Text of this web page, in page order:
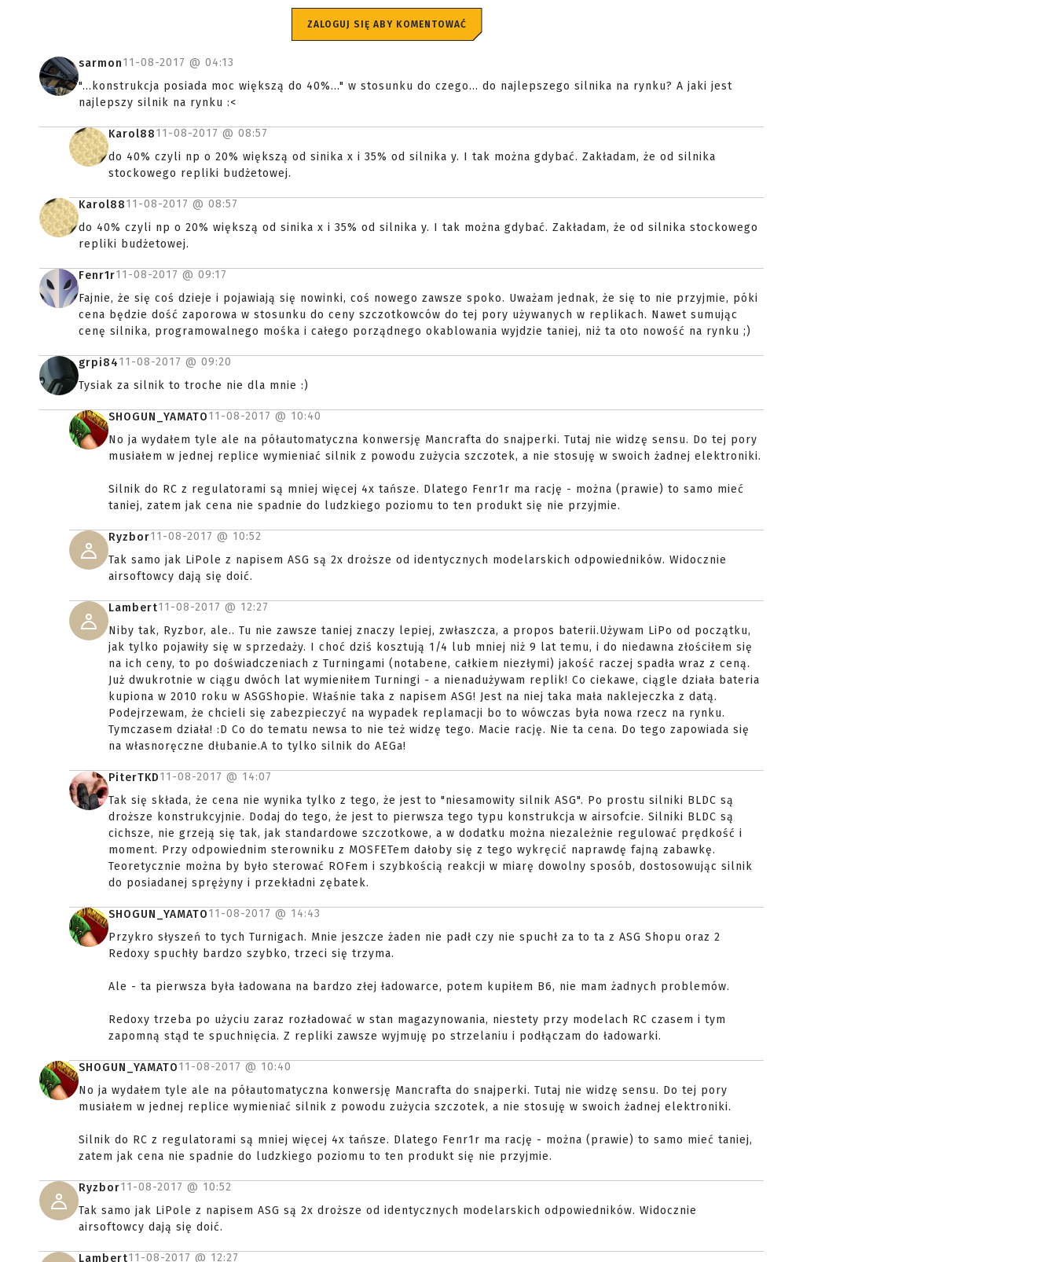
ZALOGUJ SIĘ ABY KOMENTOWAĆ
sarmon11-08-2017 @ 04:13
"...konstrukcja posiada moc większą do 40%..." w stosunku do czego... do najlepszego silnika na rynku? A jaki jest
najlepszy silnik na rynku :<
Karol8811-08-2017 @ 08:57
do 40% czyli np o 20% większą od sinika x i 35% od silnika y. I tak można gdybać. Zakładam, że od silnika
stockowego repliki budżetowej.
Karol8811-08-2017 @ 08:57
do 40% czyli np o 20% większą od sinika x i 35% od silnika y. I tak można gdybać. Zakładam, że od silnika stockowego
repliki budżetowej.
Fenr1r11-08-2017 @ 09:17
Fajnie, że się coś dzieje i pojawiają się nowinki, coś nowego zawsze spoko. Uważam jednak, że się to nie przyjmie, póki
cena będzie dość zaporowa w stosunku do ceny szczotkowców do tej pory używanych w replikach. Nawet sumując
cenę silnika, programowalnego mośka i całego porządnego okablowania wyjdzie taniej, niż ta oto nowość na rynku ;)
grpi8411-08-2017 @ 09:20
Tysiak za silnik to troche nie dla mnie :)
SHOGUN_YAMATO11-08-2017 @ 10:40
No ja wydałem tyle ale na półautomatyczna konwersję Mancrafta do snajperki. Tutaj nie widzę sensu. Do tej pory
musiałem w jednej replice wymieniać silnik z powodu zużycia szczotek, a nie stosuję w swoich żadnej elektroniki.
Silnik do RC z regulatorami są mniej więcej 4x tańsze. Dlatego Fenr1r ma rację - można (prawie) to samo mieć
taniej, zatem jak cena nie spadnie do ludzkiego poziomu to ten produkt się nie przyjmie.
Ryzbor11-08-2017 @ 10:52
Tak samo jak LiPole z napisem ASG są 2x droższe od identycznych modelarskich odpowiedników. Widocznie
airsoftowcy dają się doić.
Lambert11-08-2017 @ 12:27
Niby tak, Ryzbor, ale.. Tu nie zawsze taniej znaczy lepiej, zwłaszcza, a propos baterii.Używam LiPo od początku,
jak tylko pojawiły się w sprzedaży. I choć dziś kosztują 1/4 lub mniej niż 9 lat temu, i do niedawna złościłem się
na ich ceny, to po doświadczeniach z Turningami (notabene, całkiem niezłymi) jakość raczej spadła wraz z ceną.
Już dwukrotnie w ciągu dwóch lat wymieniłem Turningi - a nienadużywam replik! Co ciekawe, ciągle działa bateria
kupiona w 2010 roku w ASGShopie. Właśnie taka z napisem ASG! Jest na niej taka mała naklejeczka z datą.
Podejrzewam, że chcieli się zabezpieczyć na wypadek replamacji bo to wówczas była nowa rzecz na rynku.
Tymczasem działa! :D Co do tematu newsa to nie też widzę tego. Macie rację. Nie ta cena. Do tego zapowiada się
na własnoręczne dłubanie.A to tylko silnik do AEGa!
PiterTKD11-08-2017 @ 14:07
Tak się składa, że cena nie wynika tylko z tego, że jest to "niesamowity silnik ASG". Po prostu silniki BLDC są
droższe konstrukcyjnie. Dodaj do tego, że jest to pierwsza tego typu konstrukcja w airsofcie. Silniki BLDC są
cichsze, nie grzeją się tak, jak standardowe szczotkowe, a w dodatku można niezależnie regulować prędkość i
moment. Przy odpowiednim sterowniku z MOSFETem dałoby się z tego wykręcić naprawdę fajną zabawkę.
Teoretycznie można by było sterować ROFem i szybkością reakcji w miarę dowolny sposób, dostosowując silnik
do posiadanej sprężyny i przekładni zębatek.
SHOGUN_YAMATO11-08-2017 @ 14:43
Przykro słyszeń to tych Turnigach. Mnie jeszcze żaden nie padł czy nie spuchł za to ta z ASG Shopu oraz 2
Redoxy spuchły bardzo szybko, trzeci się trzyma.
Ale - ta pierwsza była ładowana na bardzo złej ładowarce, potem kupiłem B6, nie mam żadnych problemów.
Redoxy trzeba po użyciu zaraz rozładować w stan magazynowania, niestety przy modelach RC czasem i tym
zapomną stąd te spuchnięcia. Z repliki zawsze wyjmuję po strzelaniu i podłączam do ładowarki.
SHOGUN_YAMATO11-08-2017 @ 10:40
No ja wydałem tyle ale na półautomatyczna konwersję Mancrafta do snajperki. Tutaj nie widzę sensu. Do tej pory
musiałem w jednej replice wymieniać silnik z powodu zużycia szczotek, a nie stosuję w swoich żadnej elektroniki.
Silnik do RC z regulatorami są mniej więcej 4x tańsze. Dlatego Fenr1r ma rację - można (prawie) to samo mieć taniej,
zatem jak cena nie spadnie do ludzkiego poziomu to ten produkt się nie przyjmie.
Ryzbor11-08-2017 @ 10:52
Tak samo jak LiPole z napisem ASG są 2x droższe od identycznych modelarskich odpowiedników. Widocznie
airsoftowcy dają się doić.
Lambert11-08-2017 @ 12:27